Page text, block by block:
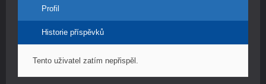
Profil
Historie příspěvků
Tento uživatel zatím nepřispěl.